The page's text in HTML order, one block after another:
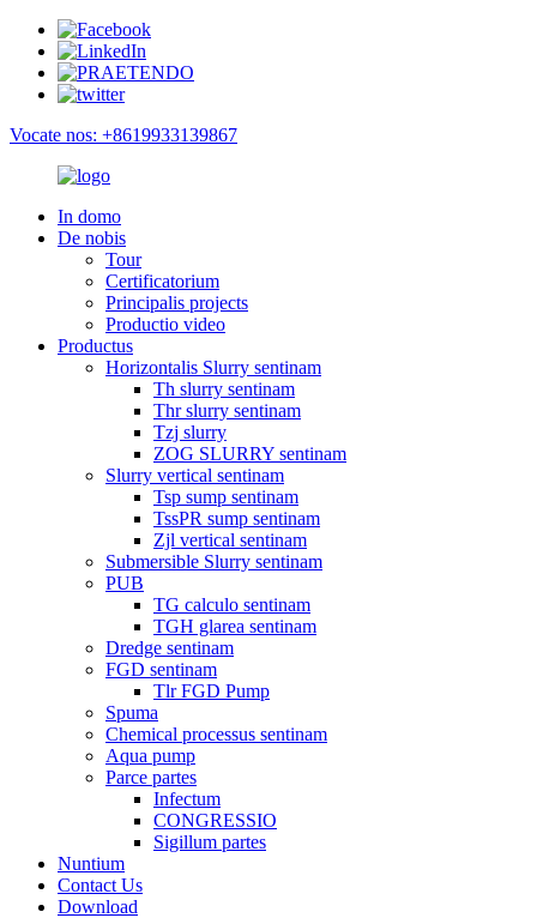
Vocate nos: +8619933139867
In domo
De nobis
Tour
Certificatorium
Principalis projects
Productio video
Productus
Horizontalis Slurry sentinam
Th slurry sentinam
Thr slurry sentinam
Tzj slurry
ZOG SLURRY sentinam
Slurry vertical sentinam
Tsp sump sentinam
TssPR sump sentinam
Zjl vertical sentinam
Submersible Slurry sentinam
PUB
TG calculo sentinam
TGH glarea sentinam
Dredge sentinam
FGD sentinam
Tlr FGD Pump
Spuma
Chemical processus sentinam
Aqua pump
Parce partes
Infectum
CONGRESSIO
Sigillum partes
Nuntium
Contact Us
Download